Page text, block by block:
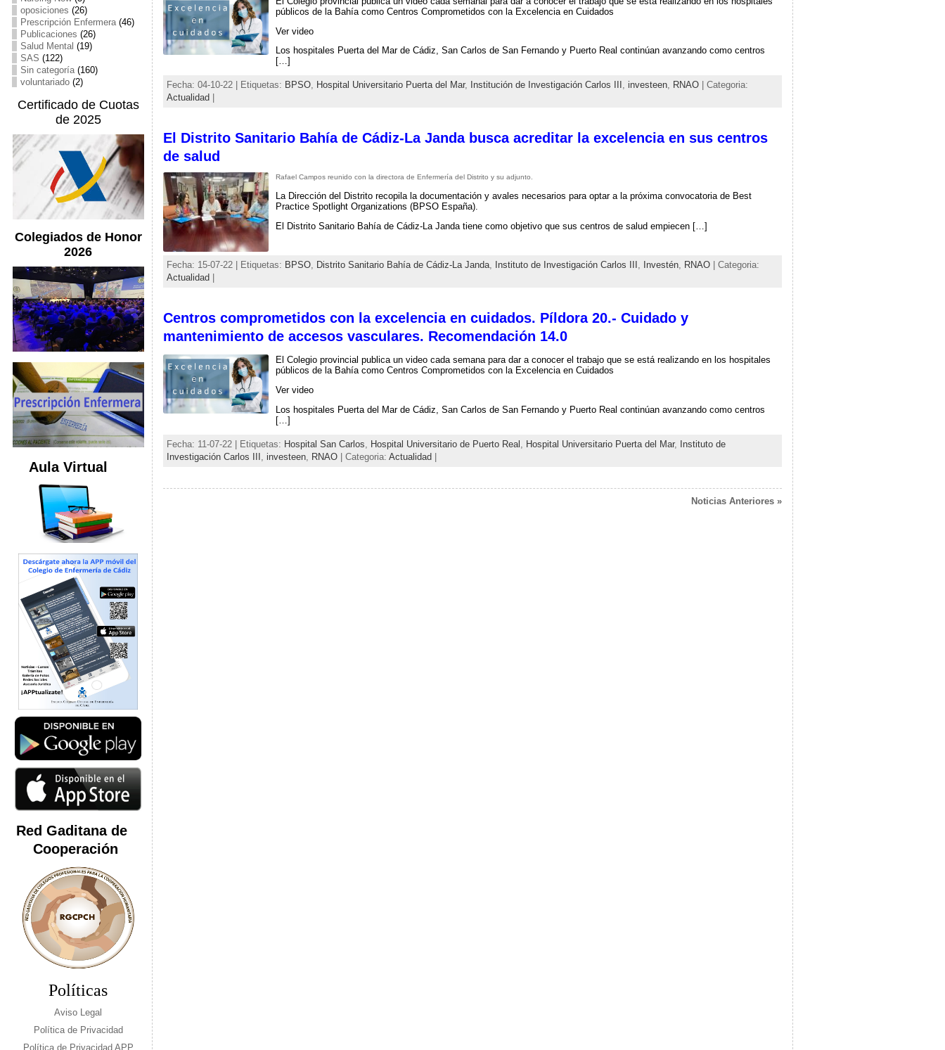
oposiciones (26)
Prescripción Enfermera(46)
Publicaciones (26)
Salud Mental (19)
SAS (122)
Sin categoría(160)
voluntariado(2)
Certificado de Cuotas
de 2025
Colegiados de Honor
2026
Aula Virtual
Red Gaditana de
Cooperación
Políticas
Aviso Legal
Política de Privacidad
Política de Privacidad APP
públicos de la Bahía como Centros Comprometidos con la Excelencia en Cuidados
Ver video
Los hospitales Puerta del Mar de Cádiz, San Carlos de San Fernando y Puerto Real continúan avanzando como centros
[…]
Fecha: 04-10-22 | Etiquetas: BPSO, Hospital Universitario Puerta del Mar, Institución de Investigación Carlos III , investeen, RNAO| Categoria:
Actualidad
El Distrito Sanitario Bahía de Cádiz-La Janda busca acreditar la excelencia en sus centros
de salud
Rafael Campos reunido con la directora de Enfermería del Distrito y su adjunto.
La Dirección del Distrito recopila la documentación y avales necesarios para optar a la próxima convocatoria de Best
Practice Spotlight Organizations (BPSO España).
El Distrito Sanitario Bahía de Cádiz-La Janda tiene como objetivo que sus centros de salud empiecen […]
Fecha: 15-07-22 | Etiquetas: BPSO, Distrito Sanitario Bahía de Cádiz-La Janda, Instituto de Investigación Carlos III , Investén, RNAO| Categoria:
Actualidad
Centros comprometidos con la excelencia en cuidados. Píldora 20.- Cuidado y
mantenimiento de accesos vasculares. Recomendación 14.0
El Colegio provincial publica un video cada semana para dar a conocer el trabajo que se está realizando en los hospitales
públicos de la Bahía como Centros Comprometidos con la Excelencia en Cuidados
Ver video
Los hospitales Puerta del Mar de Cádiz, San Carlos de San Fernando y Puerto Real continúan avanzando como centros
[…]
Fecha: 11-07-22 | Etiquetas: Hospital San Carlos Hospital Universitario de Puerto Real Hospital Universitario Puerta del Mar, Instituto de
Investigación Carlos III investeen, RNAO| Categoria: Actualidad|
Noticias Anteriores »